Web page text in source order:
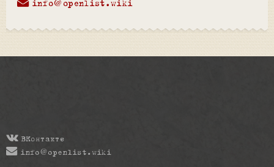
info@openlist.wiki
ВКонтакте
info@openlist.wiki